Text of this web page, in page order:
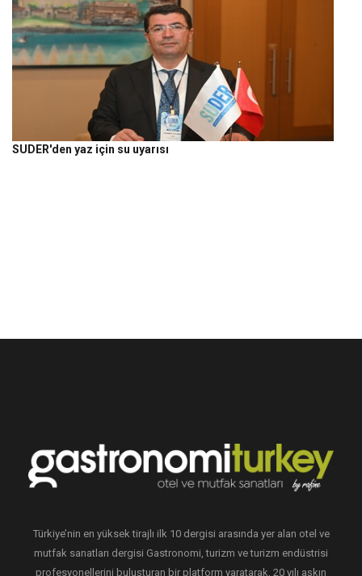
SUDER'den yaz için su uyarısı
Türkiye’nin en yüksek tirajlı ilk 10 dergisi arasında yer alan otel ve
mutfak sanatları dergisi Gastronomi, turizm ve turizm endüstrisi
profesyonellerini buluşturan bir platform yaratarak, 20 yılı aşkın